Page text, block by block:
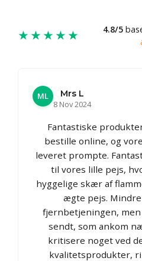
★★★★★ 4.8/5
ML
Mrs L
8 Nov 2024
Fantastiske
bestille online, og
leveret prompte.
til vores lille pejs,
hyggelige skær af
ægte pejs.
fjernbetjeningen,
sendt, som ankom
kritisere noget ved
kvalitetsprodukter,